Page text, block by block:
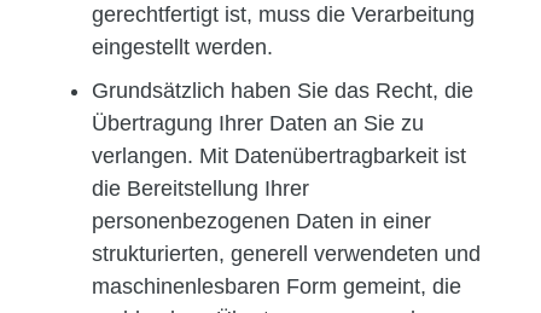
gerechtfertigt ist, muss die Verarbeitung
eingestellt werden.
Grundsätzlich haben Sie das Recht, die
Übertragung Ihrer Daten an Sie zu
verlangen. Mit Datenübertragbarkeit ist
die Bereitstellung Ihrer
personenbezogenen Daten in einer
strukturierten, generell verwendeten und
maschinenlesbaren Form gemeint, die